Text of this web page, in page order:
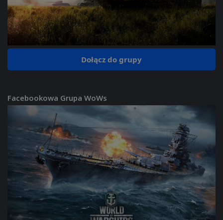
Dołącz do grupy
Facebookowa Grupa WoWs